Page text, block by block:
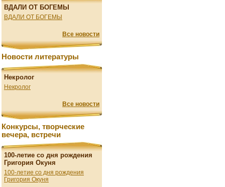
ВДАЛИ ОТ БОГЕМЫ
ВДАЛИ ОТ БОГЕМЫ
Все новости
Новости литературы
Некролог
Некролог
Все новости
Конкурсы, творческие
вечера, встречи
100-летие со дня рождения
Григория Окуня
100-летие со дня рождения
Григория Окуня